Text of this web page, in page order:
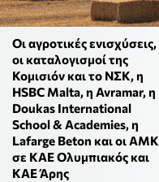
Οι αγροτικές ενισχύσεις,
οι καταλογισμοί της
Κομισιόν και το ΝΣΚ, η
HSBC Malta, η Avramar, η
Doukas International
School & Academies, η
Lafarge Beton και οι ΑΜΚ
σε KAE Ολυμπιακός και
ΚΑΕ Άρης